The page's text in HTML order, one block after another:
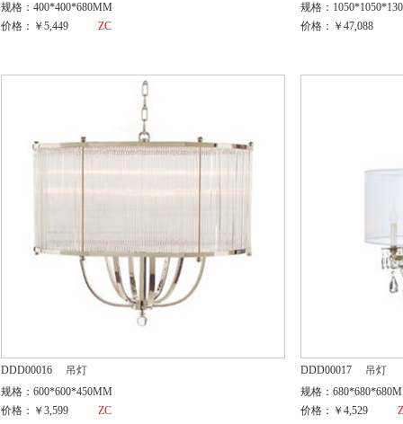
规格：400*400*680MM
价格：￥5,449
ZC
规格：
价格：￥47,088
DDD00016
吊灯
规格：600*600*450MM
价格：￥3,599
ZC
DDD00017
吊灯
规格：
价格：￥4,529